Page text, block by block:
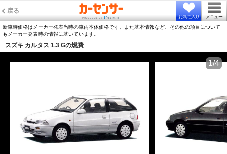
戻る
お気に入り メニュー
新車時価格はメーカー発表当時の車両本体価格です。また基本情報など、その他の項目について
もメーカー発表時の情報に基いています。
スズキ カルタス 1.3 Gの燃費
1/4